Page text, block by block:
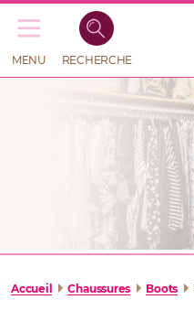
Recherche
de
MENU RECHERCHE
Accueil Chaussures Boots